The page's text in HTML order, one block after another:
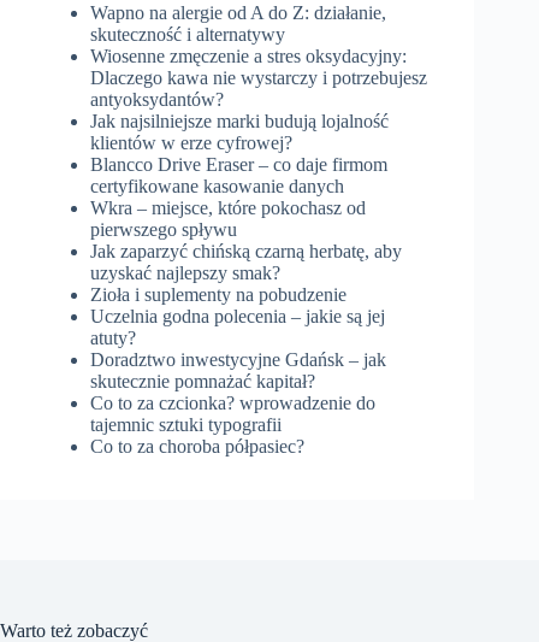
Wapno na alergie od A do Z: działanie,
skuteczność i alternatywy
Wiosenne zmęczenie a stres oksydacyjny:
Dlaczego kawa nie wystarczy i potrzebujesz
antyoksydantów?
Jak najsilniejsze marki budują lojalność
klientów w erze cyfrowej?
Blancco Drive Eraser – co daje firmom
certyfikowane kasowanie danych
Wkra – miejsce, które pokochasz od
pierwszego spływu
Jak zaparzyć chińską czarną herbatę, aby
uzyskać najlepszy smak?
Zioła i suplementy na pobudzenie
Uczelnia godna polecenia – jakie są jej
atuty?
Doradztwo inwestycyjne Gdańsk – jak
skutecznie pomnażać kapitał?
Co to za czcionka? wprowadzenie do
tajemnic sztuki typografii
Co to za choroba półpasiec?
Warto też zobaczyć